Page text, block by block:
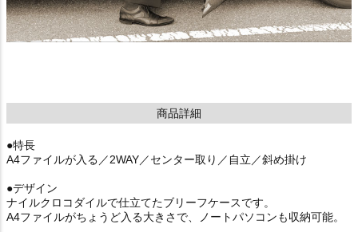
商品詳細
●特長
A4ファイルが入る／2WAY／センター取り／自立／斜め掛け
●デザイン
ナイルクロコダイルで仕立てたブリーフケースです。
A4ファイルがちょうど入る大きさで、ノートパソコンも収納可能。